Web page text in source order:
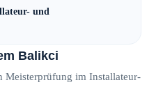
und
Balikci
Meisterprüfung im Installateur-